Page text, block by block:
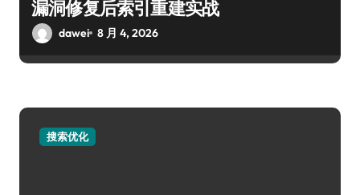
漏洞修复后索引重建实战
dawei 8 月 4, 2026
搜索优化